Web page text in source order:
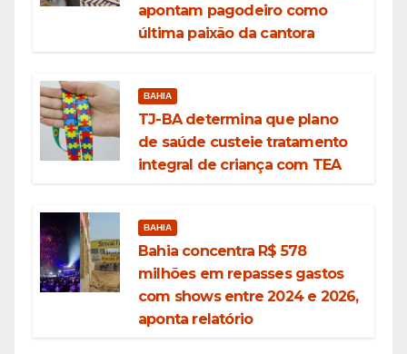
apontam pagodeiro como
última paixão da cantora
BAHIA
TJ-BA determina que plano
de saúde custeie tratamento
integral de criança com TEA
BAHIA
Bahia concentra R$ 578
milhões em repasses gastos
com shows entre 2024 e 2026,
aponta relatório